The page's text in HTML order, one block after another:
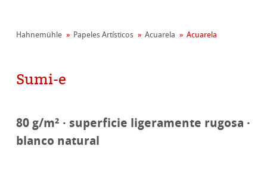
Hahnemühle Papeles Artísticos Acuarela Acuarela
Sumi-e
80 g/m² · superficie ligeramente rugosa ·
blanco natural